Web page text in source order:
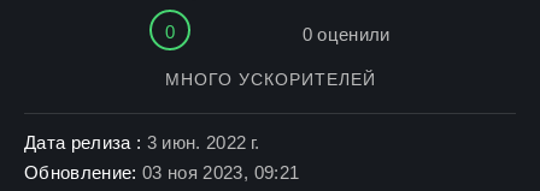
0 0оценили
МНОГО УСКОРИТЕЛЕЙ
Дата релиза : 3 июн. 2022 г.
Обновление: 03 ноя 2023, 09:21